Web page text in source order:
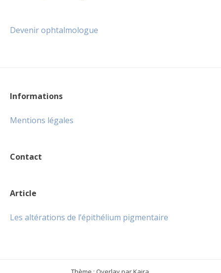
Devenir ophtalmologue
Informations
Mentions légales
Contact
Article
Les altérations de l’épithélium pigmentaire